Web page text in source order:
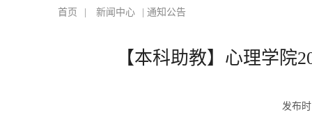
首页 新闻中心 | 通知公告
【本科助教】心理学院
发布